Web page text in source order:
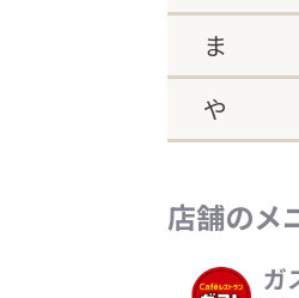
ま
や
店舗のメ
ガ